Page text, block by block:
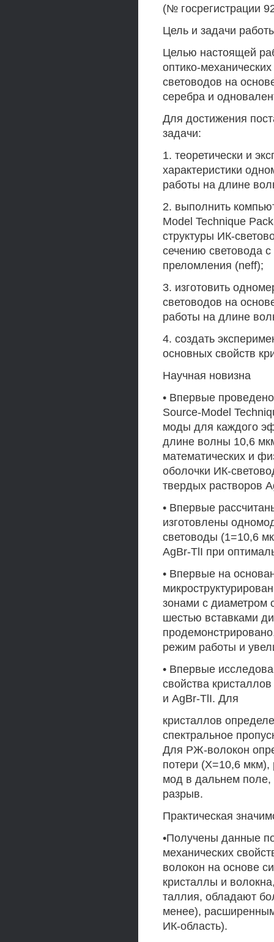
(№ госрегистрации
Цель и задачи
Целью настоящей
оптико-
световодов на
серебра и
Для достижения
задачи:
1. теоретически и
характеристики
работы на длине
2. выполнить
Model Technique
структуры ИК-
сечению световода
преломления (neff);
3. изготовить
световодов на
работы на длине
4. создать
основных свойств
Научная новизна
• Впервые
Source-Model
моды для каждого
длине волны 10,6
математических и
оболочки ИК-
твердых растворов
• Впервые
изготовлены
световоды (1=10,6
AgBr-TlI при
• Впервые на
зонами с диаметром
шестью вставками
режим работы и
• Впервые
свойства
и AgBr-TlI. Для
кристаллов
спектральное
Для РЖ-волокон
потери (Х=10,6
мод в дальнем поле,
разрыв.
Практическая
•Получены данные
механических
волокон на основе
кристаллы и
таллия, обладают
менее),
ИК-область).